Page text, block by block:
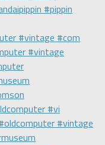
#vintage #com
#vi